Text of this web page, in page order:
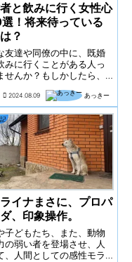
と飲みに行く女性心
！将来待っている
？
友達や同僚の中に、既婚
みに行くことがある人っ
せんか？もしかしたら、
ませんね。「なぜ既婚者
に行くの？」って思う方
でしょう。その背景に
々な理由や心理が隠され
んです。友達...
2024.08.09 あっきー
イナまさに、プロパ
、印象操作。
子どもたち、また、動物
の弱い者を登場させ、人
、人間としての感性モラ